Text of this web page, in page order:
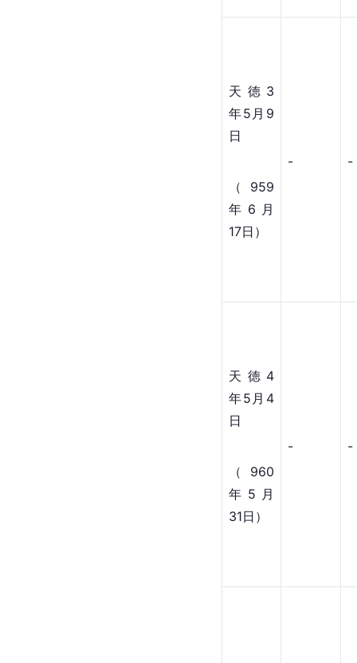
天徳3
年5月9
日
（959
年6月
17日）
- -
天徳4
年5月4
日
（960
年5月
31日）
- -